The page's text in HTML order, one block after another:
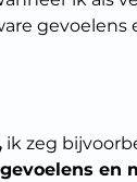
ik zeg
en